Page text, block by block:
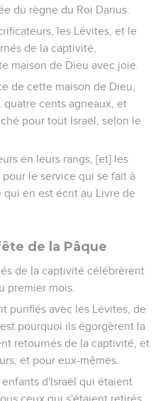
du règne du Roi Darius.
les Lévites, et le
de la captivité,
maison de Dieu avec joie.
de cette maison de Dieu,
cents agneaux, et
pour tout Israël, selon le
en leurs rangs, [et] les
le service qui se fait à
qui en est écrit au Livre de
de la Pâque
de la captivité célébrèrent
premier mois.
purifiés avec les Lévites, de
pourquoi ils égorgèrent la
retournés de la captivité, et
et pour eux-mêmes.
d'Israël qui étaient
ceux qui s'étaient retirés